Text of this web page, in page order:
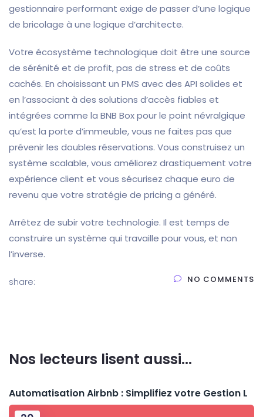
gestionnaire performant exige de passer d’une logique
de bricolage à une logique d’architecte.
Votre écosystème technologique doit être une source
de sérénité et de profit, pas de stress et de coûts
cachés. En choisissant un PMS avec des API solides et
en l’associant à des solutions d’accès fiables et
intégrées comme la BNB Box pour le point névralgique
qu’est la porte d’immeuble, vous ne faites pas que
prévenir les doubles réservations. Vous construisez un
système scalable, vous améliorez drastiquement votre
expérience client et vous sécurisez chaque euro de
revenu que votre stratégie de pricing a généré.
Arrêtez de subir votre technologie. Il est temps de
construire un système qui travaille pour vous, et non
l’inverse.
share: NO COMMENTS
Nos lecteurs lisent aussi...
Automatisation Airbnb : Simplifiez votre Gestion L